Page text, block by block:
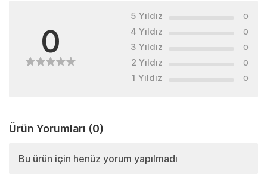
0
5 Yıldız 0
4 Yıldız 0
3 Yıldız 0
2 Yıldız 0
1 Yıldız 0
Ürün Yorumları (0)
Bu ürün için henüz yorum yapılmadı